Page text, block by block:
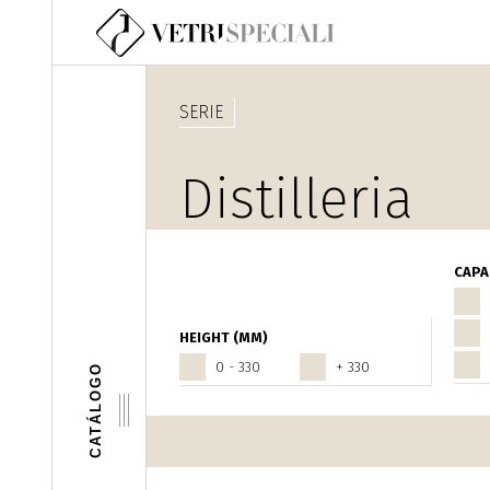
Pasar al contenido principal
CATÁLOGO
HEIGHT (MM)
0 - 330
+ 330
SERIE
Distilleria
Home